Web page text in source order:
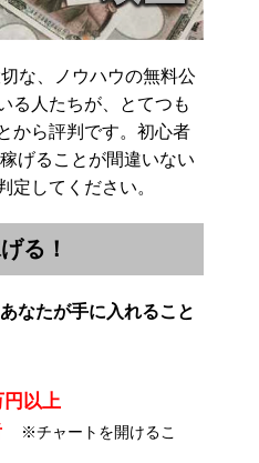
な、ノウハウの無料公
る人たちが、とてつも
から評判です。初心者
げることが間違いない
定してください。
る！
なたが手に入れること
円以上
※チャートを開けるこ